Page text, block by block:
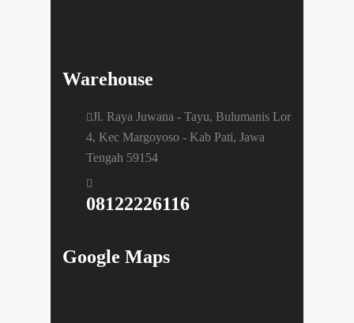
Warehouse
Jl. Raya Juwana - Tayu, Bulumanis Lor
4, Kec Margoyoso - Kab Pati, Jawa
Tengah 59154
08122226116
Google Maps